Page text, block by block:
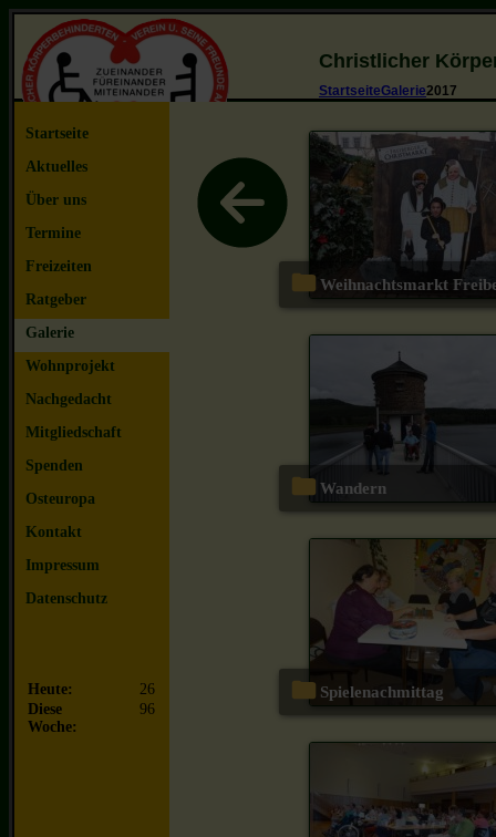
Christlicher
StartseiteGalerie2017
Startseite
Aktuelles
Über uns
Termine
Freizeiten
Ratgeber
Galerie
Wohnprojekt
Nachgedacht
Mitgliedschaft
Spenden
Osteuropa
Kontakt
Impressum
Datenschutz
Heute:
26
Diese
Woche:
96
Weihnachtsmarkt
Wandern
Spielenachmittag